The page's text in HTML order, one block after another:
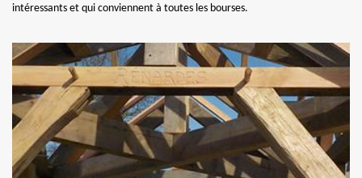
intéressants et qui conviennent à toutes les bourses.